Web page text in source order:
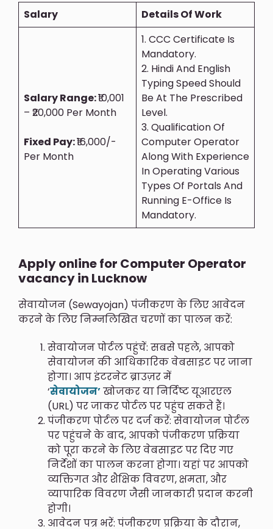
Salary Details Of Work
Salary Range:₹10,001
– ₹20,000 Per Month
Fixed Pay:₹16,000/-
Per Month
1. CCC Certificate Is
Mandatory.
2. Hindi And English
Typing Speed Should
Be At The Prescribed
Level.
3. Qualification Of
Computer Operator
Along With Experience
In Operating Various
Types Of Portals And
Running E-Office Is
Mandatory.
Apply online for Computer Operator
vacancy in Lucknow
सेवायोजन (Sewayojan) पंजीकरण के लिए आवेदन
करने के लिए निम्नलिखित चरणों का पालन करें:
सेवायोजन पोर्टल पहुंचें: सबसे पहले, आपको
सेवायोजन की आधिकारिक वेबसाइट पर जाना
होगा। आप इंटरनेट ब्राउज़र में
‘सेवायोजन’खोजकर या निर्दिष्ट यूआरएल
(URL) पर जाकर पोर्टल पर पहुंच सकते हैं।
पंजीकरण पोर्टल पर दर्ज करें: सेवायोजन पोर्टल
पर पहुंचने के बाद, आपको पंजीकरण प्रक्रिया
को पूरा करने के लिए वेबसाइट पर दिए गए
निर्देशों का पालन करना होगा। यहां पर आपको
व्यक्तिगत और शैक्षिक विवरण, क्षमता, और
व्यापारिक विवरण जैसी जानकारी प्रदान करनी
होगी।
आवेदन पत्र भरें: पंजीकरण प्रक्रिया के दौरान,